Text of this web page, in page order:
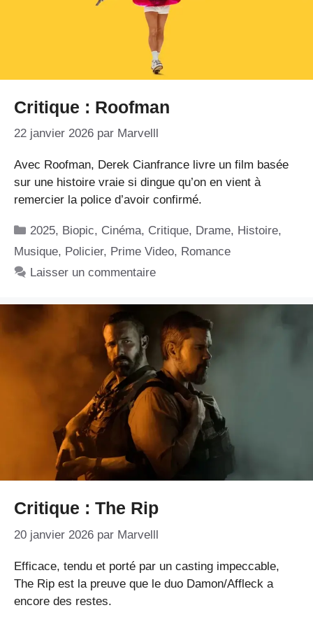
Critique : Roofman
22 janvier 2026 par Marvelll
Avec Roofman, Derek Cianfrance livre un film basée
sur une histoire vraie si dingue qu’on en vient à
remercier la police d’avoir confirmé.
Catégories
2025, Biopic, Cinéma, Critique, Drame, Histoire,
Musique, Policier, Prime Video, Romance
Laisser un commentaire
Critique : The Rip
20 janvier 2026 par Marvelll
Efficace, tendu et porté par un casting impeccable,
The Rip est la preuve que le duo Damon/Affleck a
encore des restes.